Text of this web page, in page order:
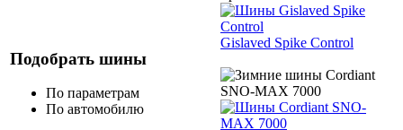
Подобрать шины
По параметрам
По автомобилю
Gislaved Spike Control